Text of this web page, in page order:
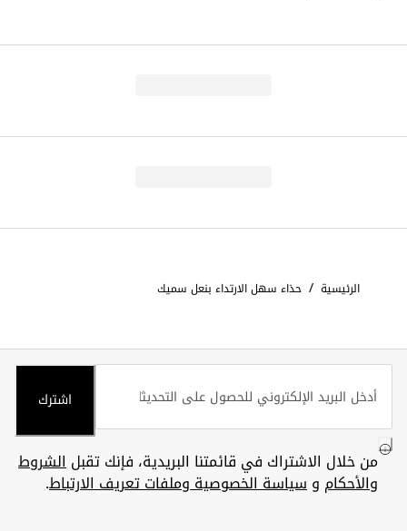
الرئيسية / حذاء سهل الارتداء بنعل سميك
اشترك
من خلال الاشتراك في قائمتنا البريدية، فإنك تقبلالشروط
والأحكام وسياسة الخصوصية وملفات تعريف الارتباط.